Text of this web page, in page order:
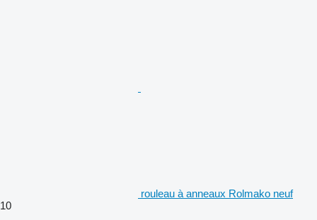
rouleau à anneaux Rolmako neuf
10